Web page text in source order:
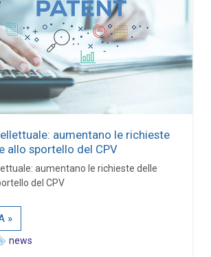
aumentano le richieste
allo sportello del CPV
aumentano le richieste delle
del CPV
»
news